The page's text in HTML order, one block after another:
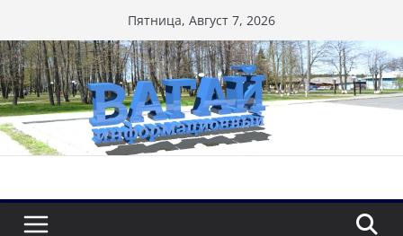
к
содержимому
Пятница, Август 7, 2026